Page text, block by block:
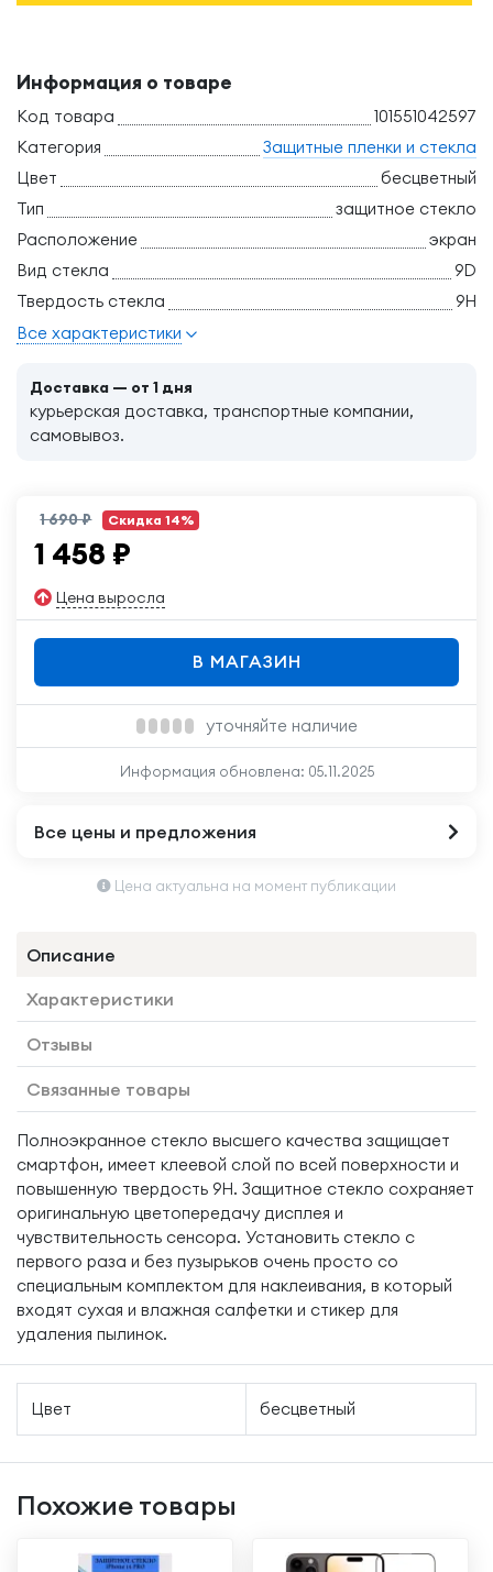
Информация о товаре
Код товара
101551042597
Категория
Защитные пленки и стекла
Цвет
бесцветный
Тип
защитное стекло
Расположение
экран
Вид стекла
9D
Твердость стекла
9H
Все характеристики
Доставка — от 1 дня
курьерская доставка, транспортные компании,
самовывоз.
1 690 ₽ Скидка 14%
1 458 ₽
Цена выросла
В МАГАЗИН
уточняйте наличие
Информация обновлена: 05.11.2025
Все цены и предложения
Цена актуальна на момент публикации
Описание
Характеристики
Отзывы
Связанные товары
Полноэкранное стекло высшего качества защищает
смартфон, имеет клеевой слой по всей поверхности и
повышенную твердость 9H. Защитное стекло сохраняет
оригинальную цветопередачу дисплея и
чувствительность сенсора. Установить стекло с
первого раза и без пузырьков очень просто со
специальным комплектом для наклеивания, в который
входят сухая и влажная салфетки и стикер для
удаления пылинок.
Цвет бесцветный
Похожие товары